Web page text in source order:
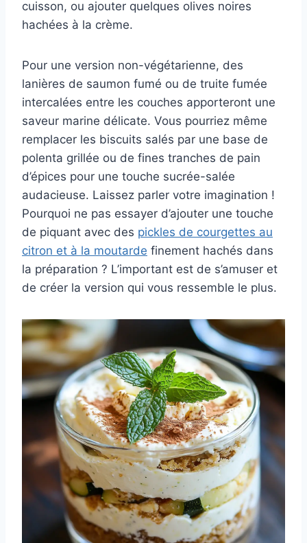
cuisson, ou ajouter quelques olives noires
hachées à la crème.
Pour une version non-végétarienne, des
lanières de saumon fumé ou de truite fumée
intercalées entre les couches apporteront une
saveur marine délicate. Vous pourriez même
remplacer les biscuits salés par une base de
polenta grillée ou de fines tranches de pain
d’épices pour une touche sucrée-salée
audacieuse. Laissez parler votre imagination !
Pourquoi ne pas essayer d’ajouter une touche
de piquant avec des pickles de courgettes au
citron et à la moutarde finement hachés dans
la préparation ? L’important est de s’amuser et
de créer la version qui vous ressemble le plus.